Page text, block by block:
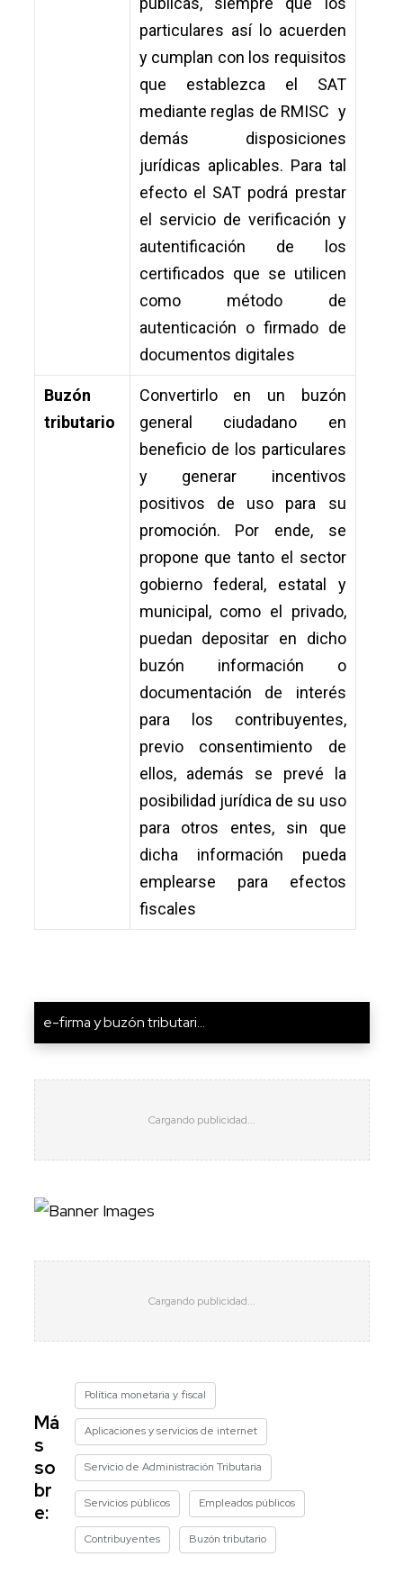
particulares así lo acuerden
y cumplan con los requisitos
que establezca el SAT
mediante reglas de RMISC y
demás disposiciones
jurídicas aplicables. Para tal
efecto el SAT podrá prestar
el servicio de verificación y
autentificación de los
certificados que se utilicen
como método de
autenticación o firmado de
documentos digitales
Buzón
tributario
Convertirlo en un buzón
general ciudadano en
beneficio de los particulares
y generar incentivos
positivos de uso para su
promoción. Por ende, se
propone que tanto el sector
gobierno federal, estatal y
municipal, como el privado,
puedan depositar en dicho
buzón información o
documentación de interés
para los contribuyentes,
previo consentimiento de
ellos, además se prevé la
posibilidad jurídica de su uso
para otros entes, sin que
dicha información pueda
emplearse para efectos
fiscales
e-firma y buzón tributari...
Má
s
so
br
e:
Política monetaria y fiscal
Aplicaciones y servicios de internet
Servicio de Administración Tributaria
Servicios públicos Empleados públicos
Contribuyentes Buzón tributario